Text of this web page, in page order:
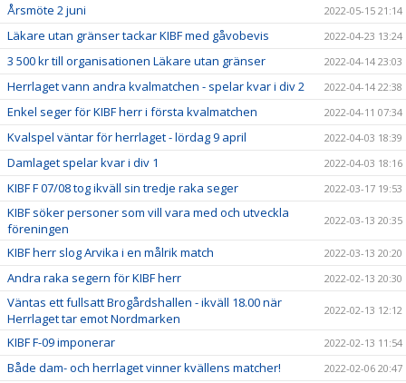
Årsmöte 2 juni 2022-05-15 21:14
Läkare utan gränser tackar KIBF med gåvobevis 2022-04-23 13:24
3 500 kr till organisationen Läkare utan gränser 2022-04-14 23:03
Herrlaget vann andra kvalmatchen - spelar kvar i div 2 2022-04-14 22:38
Enkel seger för KIBF herr i första kvalmatchen 2022-04-11 07:34
Kvalspel väntar för herrlaget - lördag 9 april 2022-04-03 18:39
Damlaget spelar kvar i div 1 2022-04-03 18:16
KIBF F 07/08 tog ikväll sin tredje raka seger 2022-03-17 19:53
KIBF söker personer som vill vara med och utveckla
föreningen
2022-03-13 20:35
KIBF herr slog Arvika i en målrik match 2022-03-13 20:20
Andra raka segern för KIBF herr 2022-02-13 20:30
Väntas ett fullsatt Brogårdshallen - ikväll 18.00 när
Herrlaget tar emot Nordmarken
2022-02-13 12:12
KIBF F-09 imponerar 2022-02-13 11:54
Både dam- och herrlaget vinner kvällens matcher! 2022-02-06 20:47